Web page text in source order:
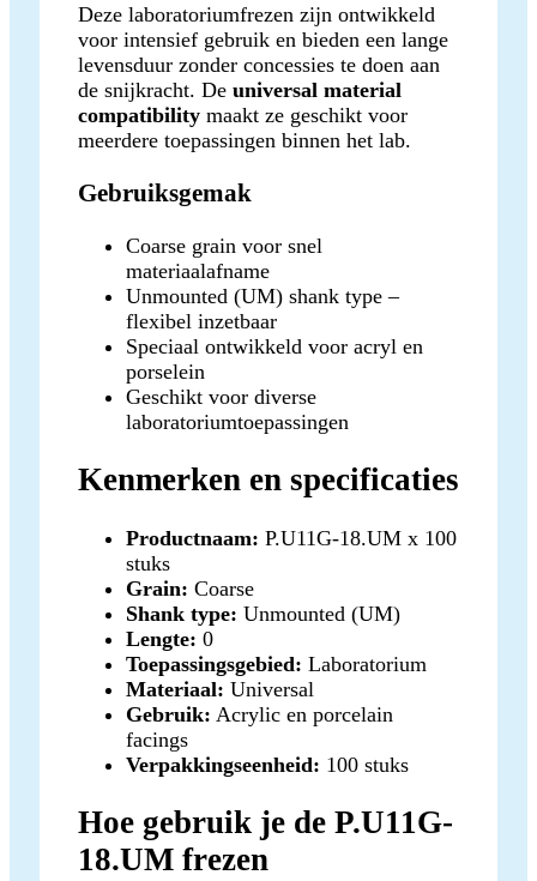
Deze laboratoriumfrezen zijn ontwikkeld
voor intensief gebruik en bieden een lange
levensduur zonder concessies te doen aan
de snijkracht. De universal material
compatibility maakt ze geschikt voor
meerdere toepassingen binnen het lab.
Gebruiksgemak
Coarse grain voor snel
materiaalafname
Unmounted (UM) shank type –
flexibel inzetbaar
Speciaal ontwikkeld voor acryl en
porselein
Geschikt voor diverse
laboratoriumtoepassingen
Kenmerken en specificaties
Productnaam: P.U11G-18.UM x 100
stuks
Grain: Coarse
Shank type: Unmounted (UM)
Lengte: 0
Toepassingsgebied: Laboratorium
Materiaal: Universal
Gebruik: Acrylic en porcelain
facings
Verpakkingseenheid: 100 stuks
Hoe gebruik je de P.U11G-
18.UM frezen